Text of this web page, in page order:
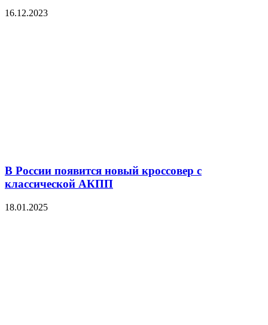
16.12.2023
В России появится новый кроссовер с
классической АКПП
18.01.2025